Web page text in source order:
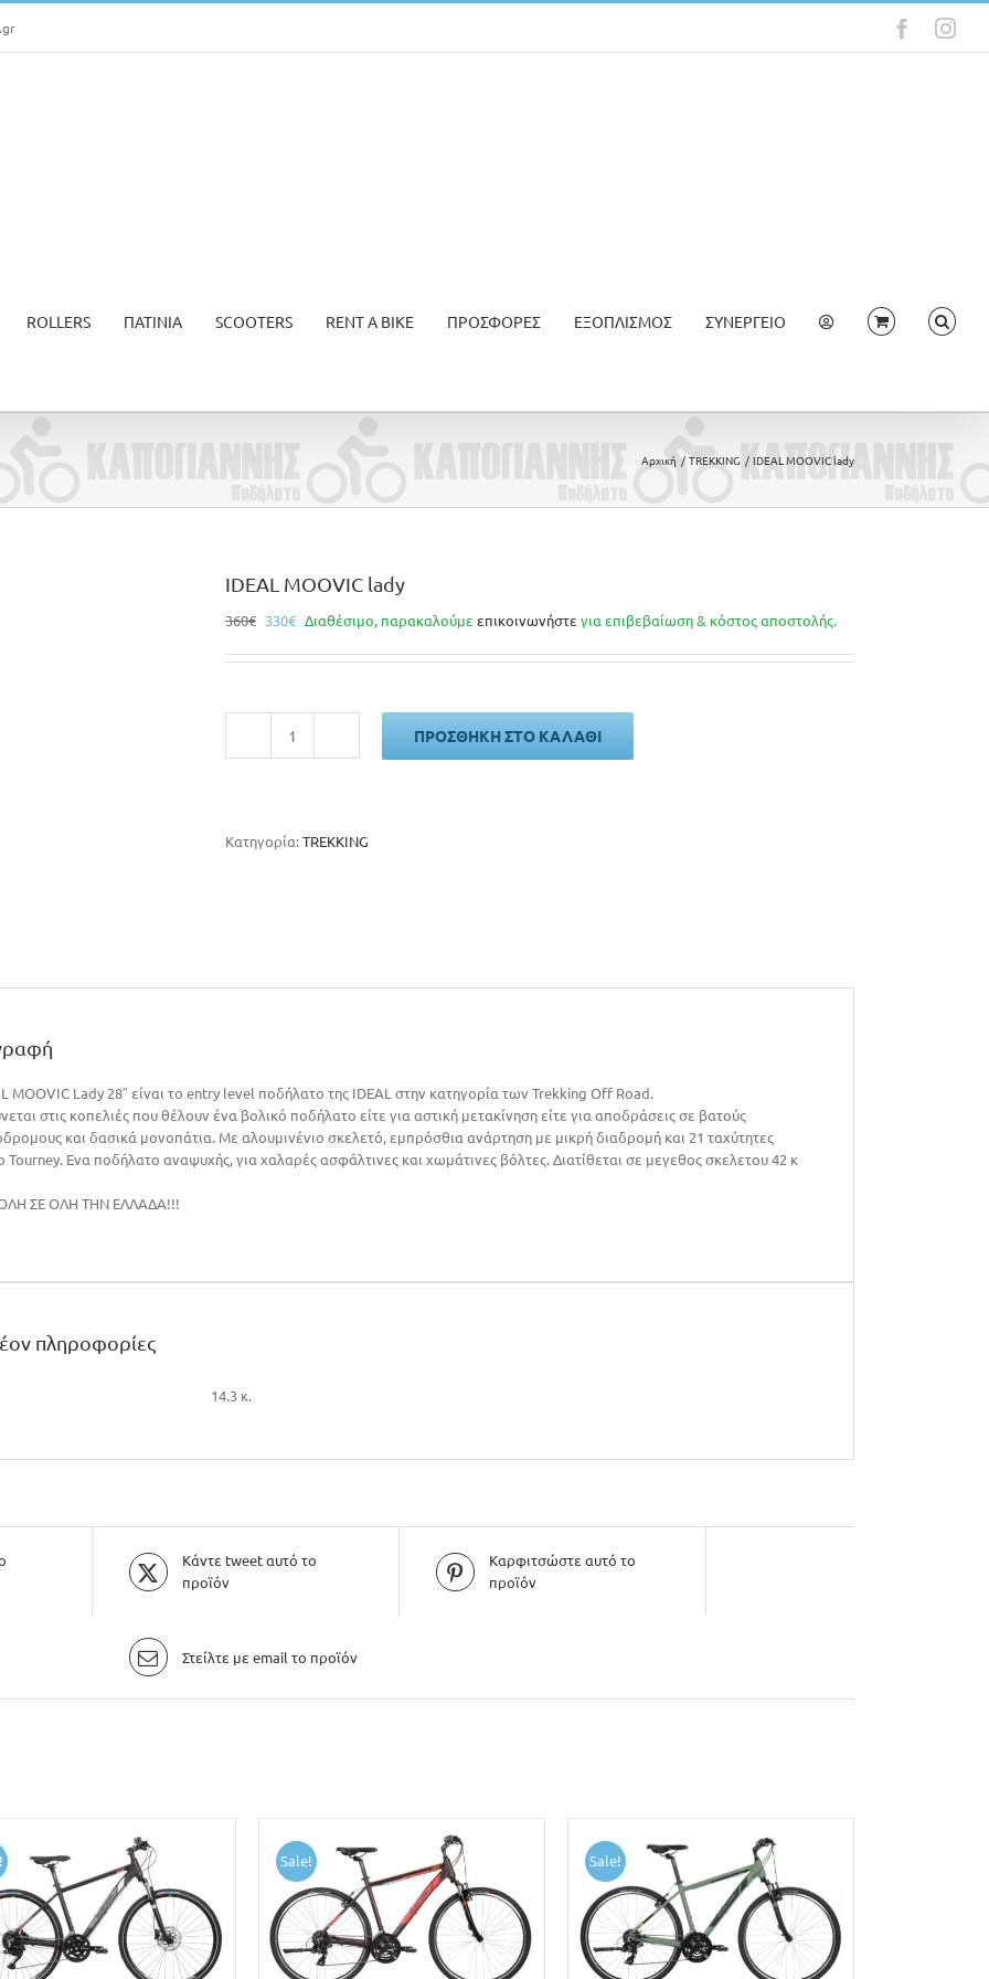
ROLLERS ΠΑΤΙΝΙΑ SCOOTERS RENT A BIKE ΠΡΟΣΦΟΡΕΣ ΕΞΟΠΛΙΣΜΟΣ ΣΥΝΕΡΓΕΙΟ
Αρχική TREKKING IDEAL MOOVIC lady
IDEAL MOOVIC lady
360€ Original
was:
330€Η
τιμή
Διαθέσιμο, παρακαλούμε επικοινωνήστε για επιβεβαίωση & κόστος αποστολής.
IDEAL
ΠΡΟΣΘΉΚΗ ΣΤΟ ΚΑΛΆΘΙ
Κατηγορία:TREKKING
MOOVIC Lady 28″ είναι το entry level ποδήλατο της IDEAL στην κατηγορία των Trekking Off Road.
στις κοπελιές που θέλουν ένα βολικό ποδήλατο είτε για αστική μετακίνηση είτε για αποδράσεις σε βατούς
και δασικά μονοπάτια. Με αλουμινένιο σκελετό, εμπρόσθια ανάρτηση με μικρή διαδρομή και 21 ταχύτητες
Tourney. Ενα ποδήλατο αναψυχής, για χαλαρές ασφάλτινες και χωμάτινες βόλτες. Διατίθεται σε μεγεθος σκελετου 42 κ
ΣΕ ΟΛΗ ΤΗΝ ΕΛΛΑΔΑ!!!
πληροφορίες
14.3 κ.
Κάντε tweet αυτό το
προϊόν
Καρφιτσώστε αυτό το
προϊόν
Στείλτε με email το προϊόν
Sale! Sale!